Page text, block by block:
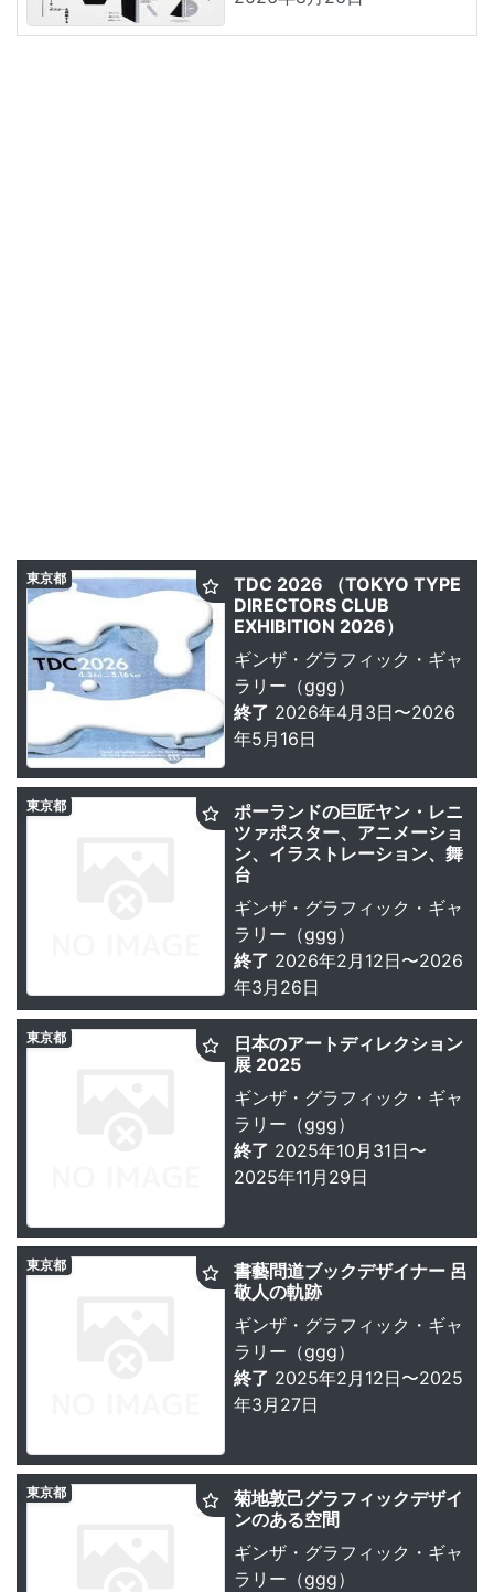
TDC 2026 （TOKYO TYPE
DIRECTORS CLUB
EXHIBITION 2026）
ギンザ・グラフィック・ギャ
ラリー（ggg）
終了 2026年4月3日〜2026
年5月16日
東京都
ポーランドの巨匠ヤン・レニ
ツァポスター、アニメーショ
ン、イラストレーション、舞
台
ギンザ・グラフィック・ギャ
ラリー（ggg）
終了 2026年2月12日〜2026
年3月26日
東京都
日本のアートディレクション
展 2025
ギンザ・グラフィック・ギャ
ラリー（ggg）
終了 2025年10月31日〜
2025年11月29日
東京都
書藝問道ブックデザイナー 呂
敬人の軌跡
ギンザ・グラフィック・ギャ
ラリー（ggg）
終了 2025年2月12日〜2025
年3月27日
東京都
菊地敦己グラフィックデザイ
ンのある空間
ギンザ・グラフィック・ギャ
ラリー（ggg）
東京都